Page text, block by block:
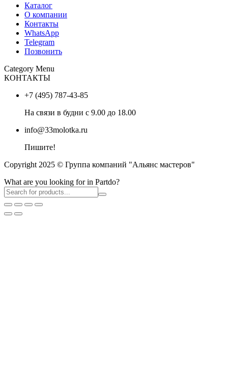
Каталог
О компании
Контакты
WhatsApp
Telegram
Позвонить
Category Menu
КОНТАКТЫ
+7 (495) 787-43-85
На связи в будни с 9.00 до 18.00
info@33molotka.ru
Пишите!
Copyright 2025 © Группа компаний "Альянс мастеров"
What are you looking for in Partdo?